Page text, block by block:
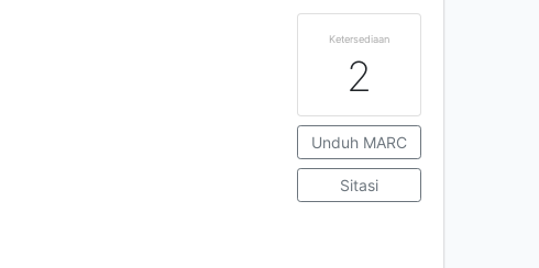
Ketersediaan
2
Unduh MARC
Sitasi